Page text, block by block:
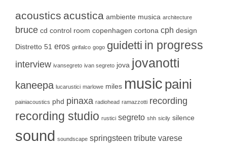
acoustics acustica ambiente musica architecture
bruce cd control room copenhagen cortona cph design
Distretto 51 eros girifalco gogo guidetti in progress
interview ivansegreto ivan segreto jova jovanotti
kaneepa lucarustici marlowe miles music paini
painiacoustics phd pinaxa radiohead ramazzotti recording
recording studio rustici segreto shh sicily silence
sound soundscape springsteen tribute varese